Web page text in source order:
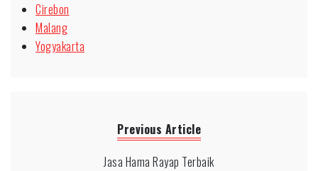
Cirebon
Malang
Yogyakarta
Previous Article
Jasa Hama Rayap Terbaik